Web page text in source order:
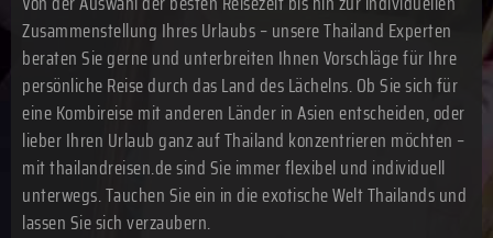
Zusammenstellung Ihres Urlaubs – unsere Thailand Experten
beraten Sie gerne und unterbreiten Ihnen Vorschläge für Ihre
persönliche Reise durch das Land des Lächelns. Ob Sie sich für
eine Kombireise mit anderen Länder in Asien entscheiden, oder
lieber Ihren Urlaub ganz auf Thailand konzentrieren möchten –
mit thailandreisen.de sind Sie immer flexibel und individuell
unterwegs. Tauchen Sie ein in die exotische Welt Thailands und
lassen Sie sich verzaubern.